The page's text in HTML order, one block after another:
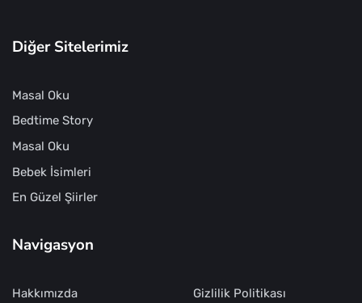
Diğer Sitelerimiz
Masal Oku
Bedtime Story
Masal Oku
Bebek İsimleri
En Güzel Şiirler
Navigasyon
Hakkımızda
Gizlilik Politikası